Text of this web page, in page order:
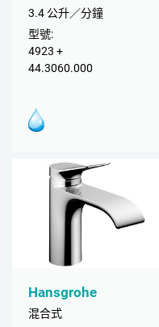
3.4 公升／分鐘
型號:
4923 +
44.3060.000
Hansgrohe
混合式